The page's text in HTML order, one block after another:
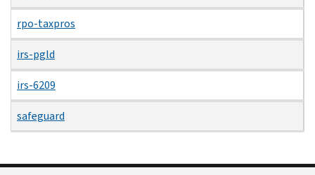
rpo-taxpros
irs-pgld
irs-6209
safeguard